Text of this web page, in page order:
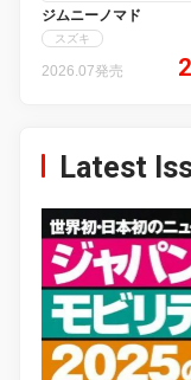
ジムニーノマド
スズキ
2026.07発売
Latest